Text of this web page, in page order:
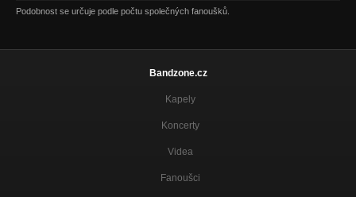
Podobnost se určuje podle počtu společných fanoušků.
Bandzone.cz
Kapely
Koncerty
Videa
Fanoušci